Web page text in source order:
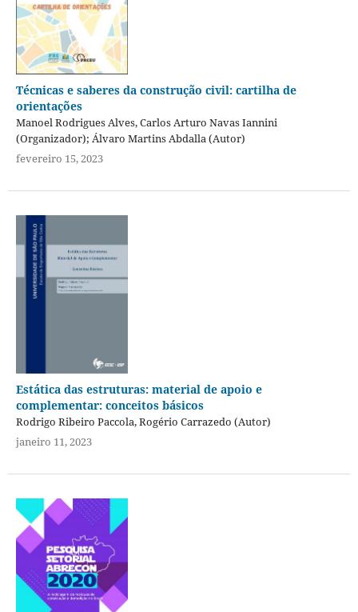
Técnicas e saberes da construção civil: cartilha de
orientações
Manoel Rodrigues Alves, Carlos Arturo Navas Iannini
(Organizador); Álvaro Martins Abdalla (Autor)
fevereiro 15, 2023
Estática das estruturas: material de apoio e
complementar: conceitos básicos
Rodrigo Ribeiro Paccola, Rogério Carrazedo (Autor)
janeiro 11, 2023